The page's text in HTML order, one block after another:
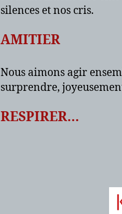
silences et nos cris.
AMITIER
Nous aimons agir
surprendre,
RESPIRER…